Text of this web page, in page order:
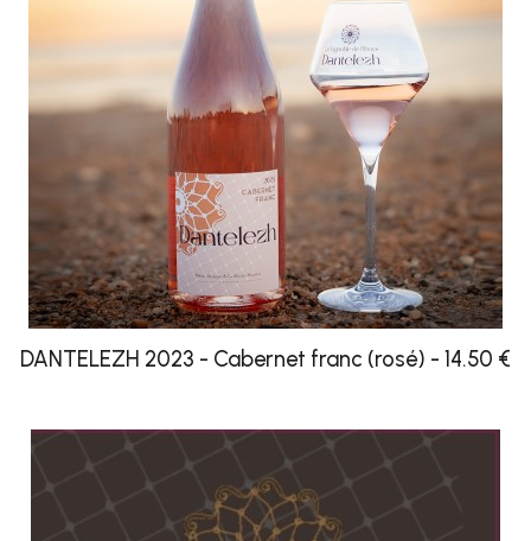
DANTELEZH 2023 - Cabernet franc (rosé) - 14.50 €